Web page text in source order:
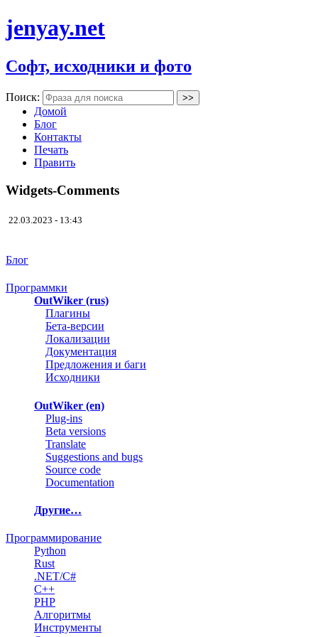
jenyay.net
Софт, исходники и фото
Поиск:
Домой
Блог
Контакты
Печать
Править
Widgets-Comments
22.03.2023 - 13:43
Блог
Программки
OutWiker (rus)
Плагины
Бета-версии
Локализации
Документация
Предложения и баги
Исходники
OutWiker (en)
Plug-ins
Beta versions
Translate
Suggestions and bugs
Source code
Documentation
Другие…
Программирование
Python
Rust
.NET/C#
C++
PHP
Алгоритмы
Инструменты